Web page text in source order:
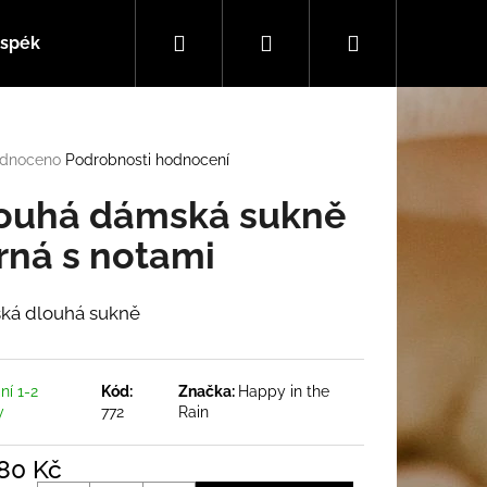
sklo Látkové obaly na sešity
Hledat PřihlášeníNákupní
Podrobnosti hodnocení
dámská sukně
s notami
dlouhá sukně
1-2
Kód:
772
Značka: Happy in the
Rain
Kč
"NOČNÍ KVÍTÍ"